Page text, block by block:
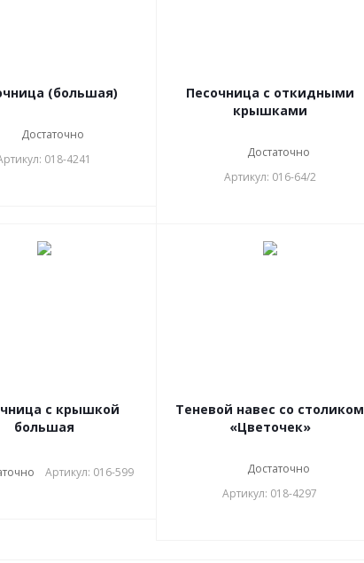
(большая)
Достаточно
018-4241
Песочница с откидными
крышками
Достаточно
Артикул: 016-64/2
с крышкой
большая
Артикул: 016-599
Теневой навес со столиком
«Цветочек»
Достаточно
Артикул: 018-4297